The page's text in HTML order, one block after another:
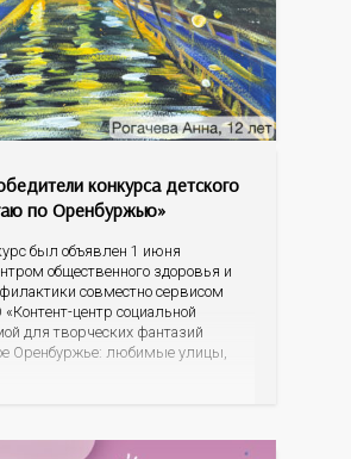
конкурса детского
по Оренбуржью»
был объявлен 1 июня
общественного здоровья и
совместно сервисом
центр социальной
для творческих фантазий
Оренбуржье: любимые улицы,